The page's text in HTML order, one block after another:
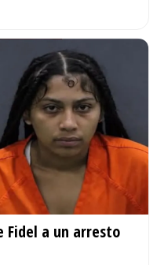
Fidel a un arresto